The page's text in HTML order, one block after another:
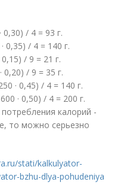
0,30) / 4 = 93 г.
0,35) / 4 = 140 г.
/ 9 = 21 г.
0,20) / 9 = 35 г.
· 0,45) / 4 = 140 г.
· 0,50) / 4 = 200 г.
калорий -
то можно серьезно
stati/kalkulyator-
bzhu-dlya-pohudeniya